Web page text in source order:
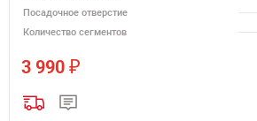
Посадочное отверстие
Количество сегментов
3 990 ₽